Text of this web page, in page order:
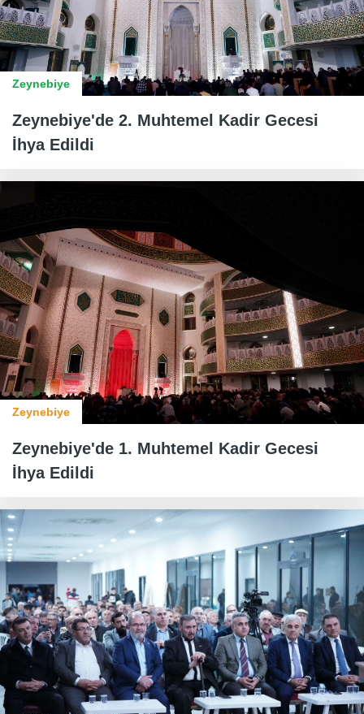
Zeynebiye
Zeynebiye'de 2. Muhtemel Kadir Gecesi
İhya Edildi
Zeynebiye
Zeynebiye'de 1. Muhtemel Kadir Gecesi
İhya Edildi